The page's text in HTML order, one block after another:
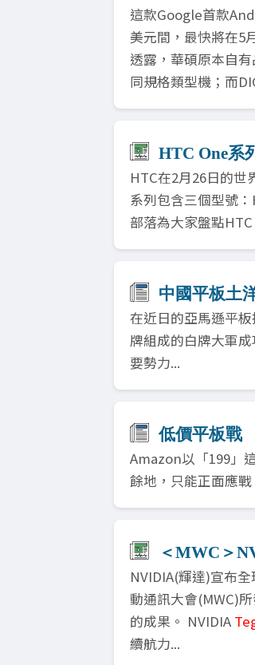
這款Google首款
美元間，最快將在5
透露，華碩原本自
同規格類型機；而
HTC One系
HTC在2月26日的世
系列包含三個型號
部落為大家盤點
中國平板土
在近日的亞馬遜平
牌組成的白牌大軍
要勢力...
低價平板戰
Amazon以「199」
餘地，只能正面應
＜MWC＞
NVIDIA(輝達)宣布
動通訊大會(MWC)
的成果。 NVIDIA
續航力...